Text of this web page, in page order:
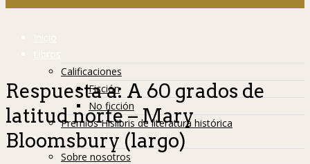
Inicio
Libros
Calificaciones
Ficción
No ficción
Premios Hislibris de literatura histórica
Info
Sobre nosotros
Respuesta a: A 60 grados de
latitud norte – Mary
Bloomsbury (largo)